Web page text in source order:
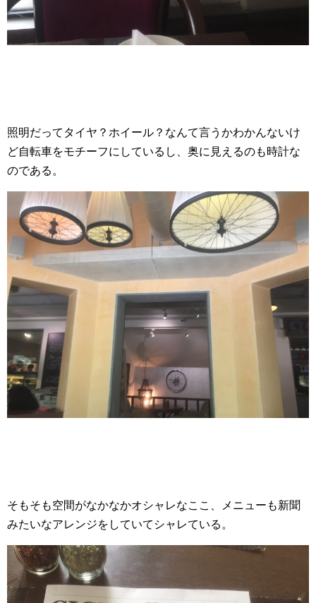
照明だってタイヤ？ホイール？なんて言うかわかんないけ
ど自転車をモチーフにしているし、奥に見えるのも時計な
のである。
そもそも空間がなかなかオシャレなここ、メニューも新聞
みたいなアレンジをしていてシャレている。